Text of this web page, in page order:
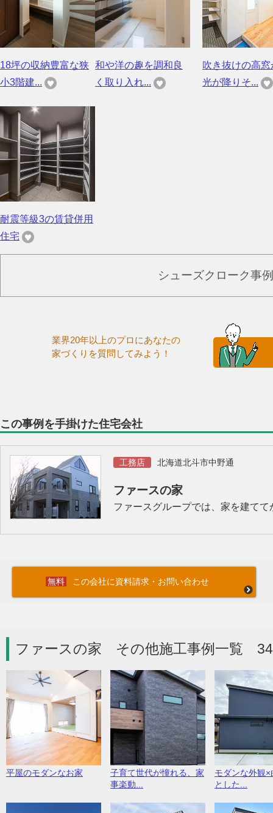
18坪の収納豊富な狭
小3階建...
和や洋の趣を調和良
く取り入れ...
吹き抜けの高窓
光が降りそ...
耐震等級3の賃貸併用
住宅
シューズクローク事
業界20年以上のプロにあなたの
家づくりを質問してみよう！
この事例を手掛けた住宅会社
工務店 北海道北斗市中野通
ファースの家
ファースグループでは、家を建て
この会社に資料請求・お問い合わせ
ファースの家 その他施工事例一覧
平屋のモダンなお家
子育て世代が憧れる、家
事楽動...
モダンな外観×
とした...